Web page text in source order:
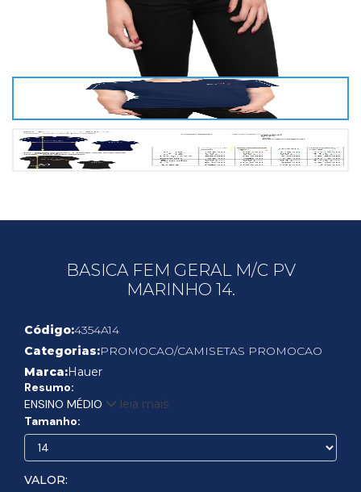
BASICA FEM GERAL M/C PV
MARINHO 14.
Código:4354A14
Categorias:PROMOCAO/CAMISETAS PROMOCAO
Marca:Hauer
Resumo:
ENSINO MÉDIO
leia mais
Tamanho:
VALOR: